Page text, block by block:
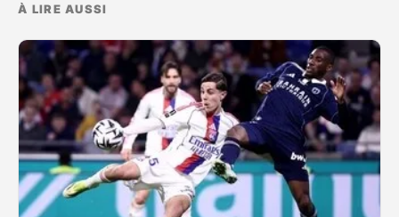
À LIRE AUSSI